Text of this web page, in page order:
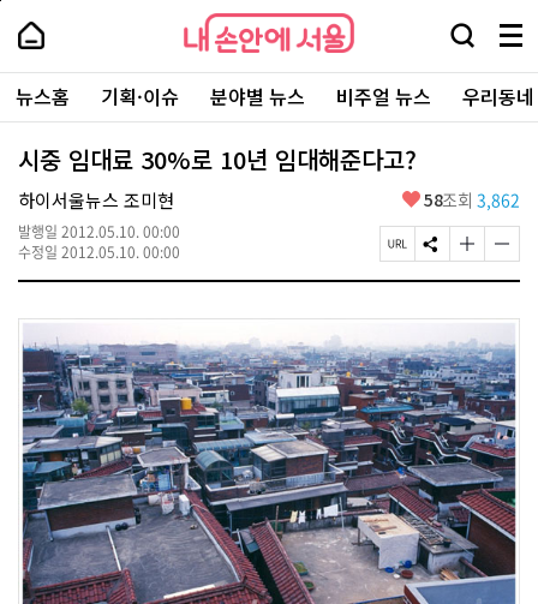
본
로
가
내
손
안
에
서
울
-
서
울
시
대
표
소
포
털
내
손
에
울
검
창
열
기
메
뉴
전
체
보
주
요
서
뉴스홈 기획·이슈 분야별 뉴스 비주얼 뉴스 우리동
시중 임대료 30%로 10년 임대해준다고?
하이서울뉴스 조미현
발행일 2012.05.10. 00:00
수정일 2012.05.10. 00:00
좋
요
58조회 3,862
페
이
U
L
복
사
S
N
공
하
기
글
자
기
크
게
변
경
하
기
글
자
기
게
변
경
하
기
페
상
단
로